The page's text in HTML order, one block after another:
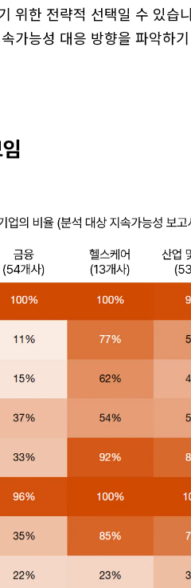
위한 전략적 선택일 수 있습
가능성 대응 방향을 파악하